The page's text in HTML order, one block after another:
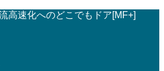
高速化へのどこでもドア[MF+]